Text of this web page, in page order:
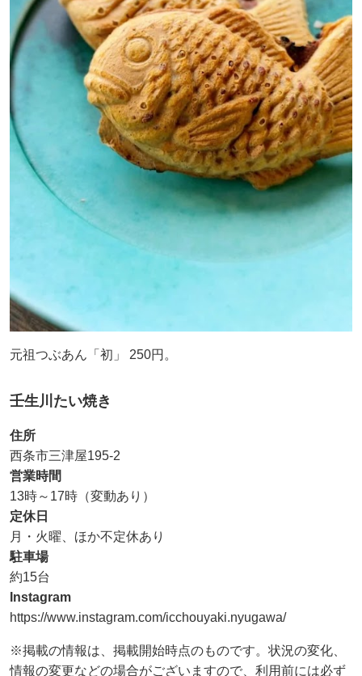
元祖つぶあん「初」 250円。
壬生川たい焼き
住所
西条市三津屋195-2
営業時間
13時～17時（変動あり）
定休日
月・火曜、ほか不定休あり
駐車場
約15台
Instagram
https://www.instagram.com/icchouyaki.nyugawa/
※掲載の情報は、掲載開始時点のものです。状況の変化、
情報の変更などの場合がございますので、利用前には必ず